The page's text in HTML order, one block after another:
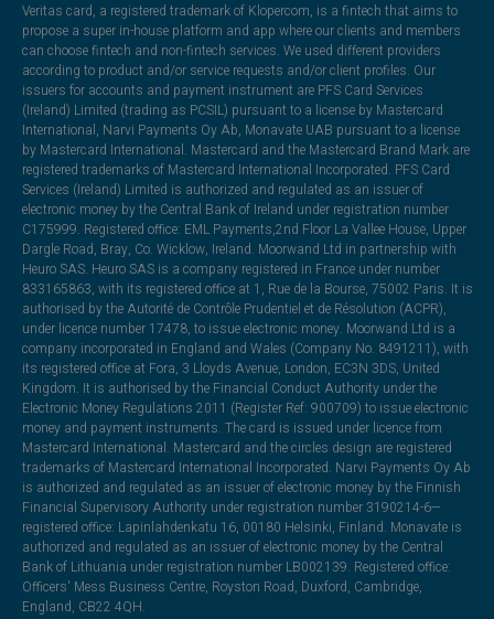
Veritas card, a registered trademark of Klopercom, is a fintech that aims to
propose a super in-house platform and app where our clients and members
can choose fintech and non-fintech services. We used different providers
according to product and/or service requests and/or client profiles. Our
issuers for accounts and payment instrument are PFS Card Services
(Ireland) Limited (trading as PCSIL) pursuant to a license by Mastercard
International, Narvi Payments Oy Ab, Monavate UAB pursuant to a license
by Mastercard International. Mastercard and the Mastercard Brand Mark are
registered trademarks of Mastercard International Incorporated. PFS Card
Services (Ireland) Limited is authorized and regulated as an issuer of
electronic money by the Central Bank of Ireland under registration number
C175999. Registered office: EML Payments,2nd Floor La Vallee House, Upper
Dargle Road, Bray, Co. Wicklow, Ireland. Moorwand Ltd in partnership with
Heuro SAS. Heuro SAS is a company registered in France under number
833165863, with its registered office at 1, Rue de la Bourse, 75002 Paris. It is
authorised by the Autorité de Contrôle Prudentiel et de Résolution (ACPR),
under licence number 17478, to issue electronic money. Moorwand Ltd is a
company incorporated in England and Wales (Company No. 8491211), with
its registered office at Fora, 3 Lloyds Avenue, London, EC3N 3DS, United
Kingdom. It is authorised by the Financial Conduct Authority under the
Electronic Money Regulations 2011 (Register Ref: 900709) to issue electronic
money and payment instruments. The card is issued under licence from
Mastercard International. Mastercard and the circles design are registered
trademarks of Mastercard International Incorporated. Narvi Payments Oy Ab
is authorized and regulated as an issuer of electronic money by the Finnish
Financial Supervisory Authority under registration number 3190214-6—
registered office: Lapinlahdenkatu 16, 00180 Helsinki, Finland. Monavate is
authorized and regulated as an issuer of electronic money by the Central
Bank of Lithuania under registration number LB002139. Registered office:
Officers' Mess Business Centre, Royston Road, Duxford, Cambridge,
England, CB22 4QH.